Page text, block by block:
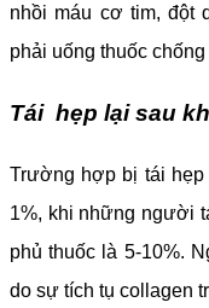
nhồi máu cơ tim, đột
phải uống thuốc
Tái hẹp lại sau
Trường hợp bị tái
1%, khi những người
phủ thuốc là 5-10%.
do sự tích tụ collagen